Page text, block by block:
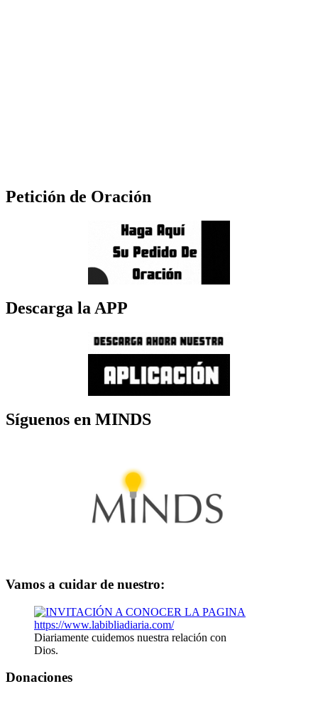
Petición de Oración
Descarga la APP
Síguenos en MINDS
Vamos a cuidar de nuestro:
Diariamente cuidemos nuestra relación con
Dios.
Donaciones